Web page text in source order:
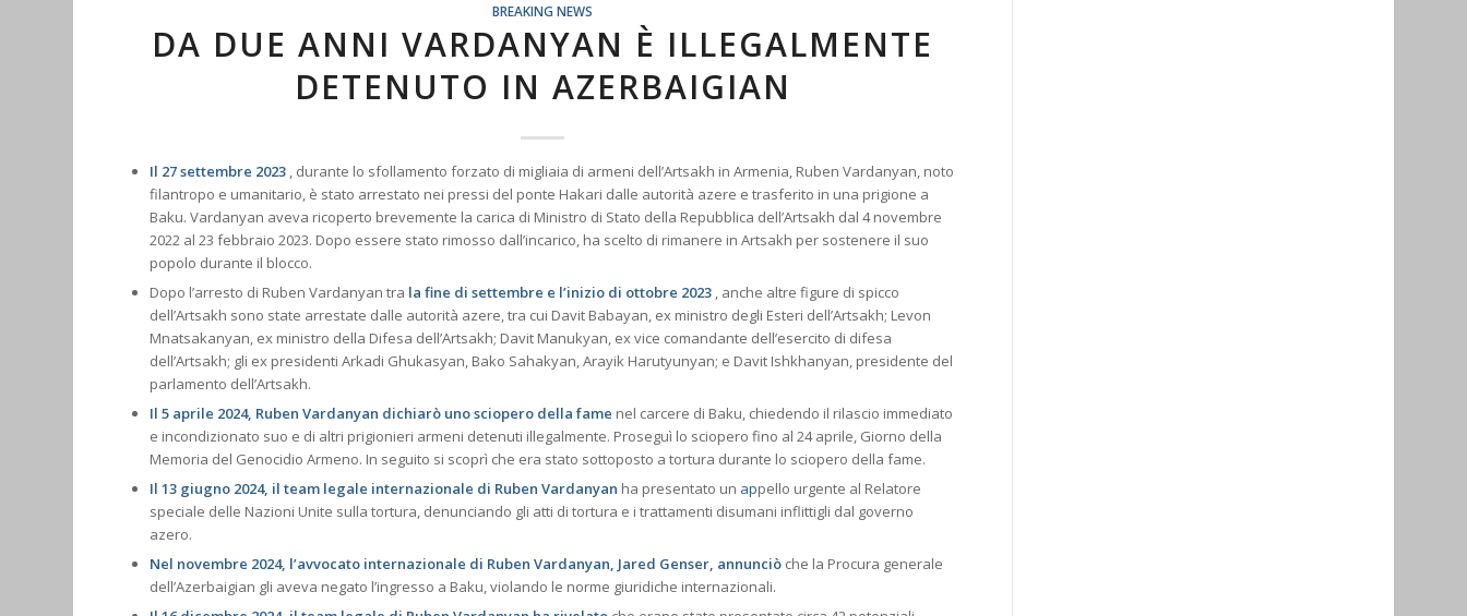
BREAKING NEWS
DA DUE ANNI VARDANYAN È ILLEGALMENTE
DETENUTO IN AZERBAIGIAN
Il 27 settembre 2023 , durante lo sfollamento forzato di migliaia di armeni dell’Artsakh in Armenia, Ruben Vardanyan, noto
filantropo e umanitario, è stato arrestato nei pressi del ponte Hakari dalle autorità azere e trasferito in una prigione a
Baku. Vardanyan aveva ricoperto brevemente la carica di Ministro di Stato della Repubblica dell’Artsakh dal 4 novembre
2022 al 23 febbraio 2023. Dopo essere stato rimosso dall’incarico, ha scelto di rimanere in Artsakh per sostenere il suo
popolo durante il blocco.
Dopo l’arresto di Ruben Vardanyan tra la fine di settembre e l’inizio di ottobre 2023 , anche altre figure di spicco
dell’Artsakh sono state arrestate dalle autorità azere, tra cui Davit Babayan, ex ministro degli Esteri dell’Artsakh; Levon
Mnatsakanyan, ex ministro della Difesa dell’Artsakh; Davit Manukyan, ex vice comandante dell’esercito di difesa
dell’Artsakh; gli ex presidenti Arkadi Ghukasyan, Bako Sahakyan, Arayik Harutyunyan; e Davit Ishkhanyan, presidente del
parlamento dell’Artsakh.
Il 5 aprile 2024, Ruben Vardanyan dichiarò uno sciopero della fame nel carcere di Baku, chiedendo il rilascio immediato
e incondizionato suo e di altri prigionieri armeni detenuti illegalmente. Proseguì lo sciopero fino al 24 aprile, Giorno della
Memoria del Genocidio Armeno. In seguito si scoprì che era stato sottoposto a tortura durante lo sciopero della fame.
Il 13 giugno 2024, il team legale internazionale di Ruben Vardanyan ha presentato un appello urgente al Relatore
speciale delle Nazioni Unite sulla tortura, denunciando gli atti di tortura e i trattamenti disumani inflittigli dal governo
azero.
Nel novembre 2024, l’avvocato internazionale di Ruben Vardanyan, Jared Genser, annunciò che la Procura generale
dell’Azerbaigian gli aveva negato l’ingresso a Baku, violando le norme giuridiche internazionali.